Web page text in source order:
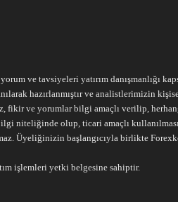
ve tavsiyeleri yatırım danışmanlığı
hazırlanmıştır ve analistlerimizin
fikir ve yorumlar bilgi amaçlı verilip,
niteliğinde olup, ticari amaçlı
Üyeliğinizin başlangıcıyla birlikte
işlemleri yetki belgesine sahiptir.